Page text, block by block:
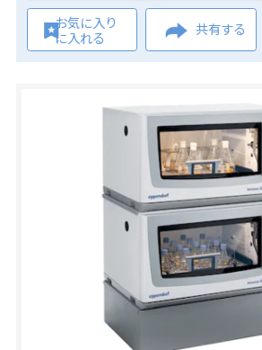
お気に入り
に入れる
共有する